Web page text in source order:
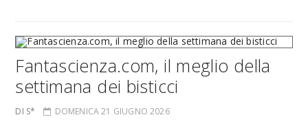
Fantascienza.com, il meglio della
settimana dei bisticci
DI S* DOMENICA 21 GIUGNO 2026